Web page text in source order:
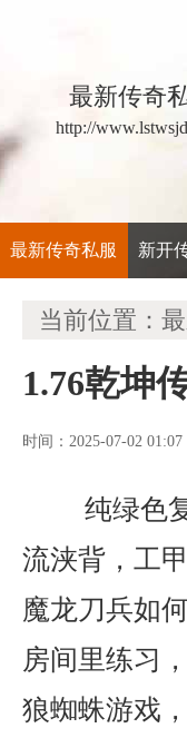
最新传奇
http://
最新传奇私服 新开
当前位置：
1.76乾坤
时间：2025-07-02 01:07
纯绿色
流浃背，工
魔龙刀兵如
房间里练习
狼蜘蛛游戏